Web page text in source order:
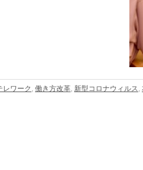
レワーク , 働き方改革, 新型コロナウィルス,